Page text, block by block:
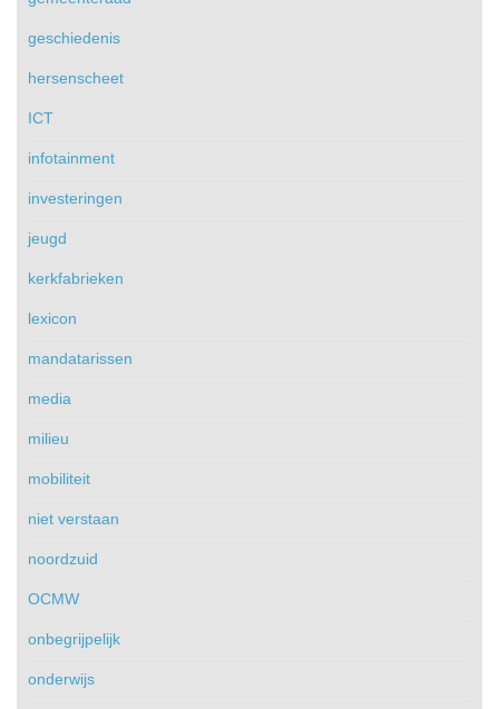
geschiedenis
hersenscheet
ICT
infotainment
investeringen
jeugd
kerkfabrieken
lexicon
mandatarissen
media
milieu
mobiliteit
niet verstaan
noordzuid
OCMW
onbegrijpelijk
onderwijs